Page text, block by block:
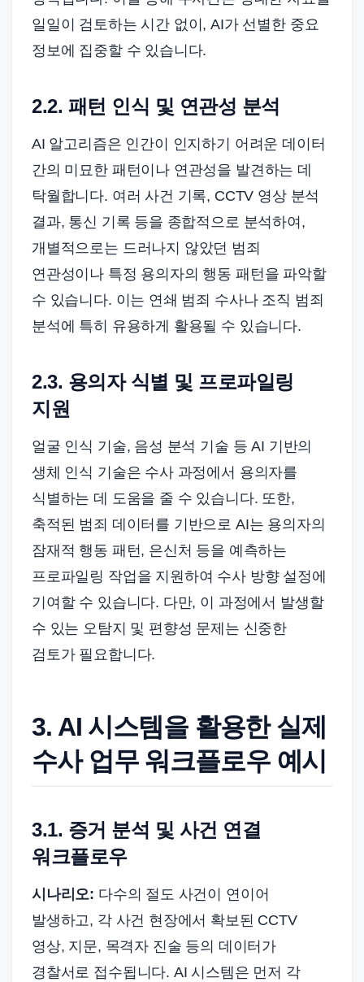
일일이 검토하는 시간 없이, AI가 선별한 중요
정보에 집중할 수 있습니다.
2.2. 패턴 인식 및 연관성 분석
AI 알고리즘은 인간이 인지하기 어려운 데이터
간의 미묘한 패턴이나 연관성을 발견하는 데
탁월합니다. 여러 사건 기록, CCTV 영상 분석
결과, 통신 기록 등을 종합적으로 분석하여,
개별적으로는 드러나지 않았던 범죄
연관성이나 특정 용의자의 행동 패턴을 파악할
수 있습니다. 이는 연쇄 범죄 수사나 조직 범죄
분석에 특히 유용하게 활용될 수 있습니다.
2.3. 용의자 식별 및 프로파일링
지원
얼굴 인식 기술, 음성 분석 기술 등 AI 기반의
생체 인식 기술은 수사 과정에서 용의자를
식별하는 데 도움을 줄 수 있습니다. 또한,
축적된 범죄 데이터를 기반으로 AI는 용의자의
잠재적 행동 패턴, 은신처 등을 예측하는
프로파일링 작업을 지원하여 수사 방향 설정에
기여할 수 있습니다. 다만, 이 과정에서 발생할
수 있는 오탐지 및 편향성 문제는 신중한
검토가 필요합니다.
3. AI 시스템을 활용한 실제
수사 업무 워크플로우 예시
3.1. 증거 분석 및 사건 연결
워크플로우
시나리오: 다수의 절도 사건이 연이어
발생하고, 각 사건 현장에서 확보된 CCTV
영상, 지문, 목격자 진술 등의 데이터가
경찰서로 접수됩니다. AI 시스템은 먼저 각